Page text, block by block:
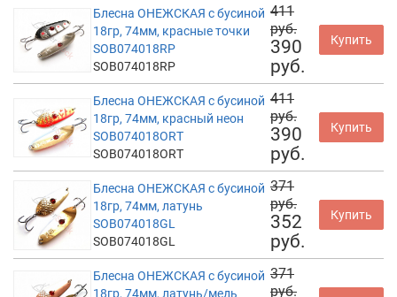
Блесна ОНЕЖСКАЯ с бусиной
18гр, 74мм, красные точки
SOB074018RP
SOB074018RP
411
руб.
390
руб.
Купить
Блесна ОНЕЖСКАЯ с бусиной
18гр, 74мм, красный неон
SOB074018ORT
SOB074018ORT
411
руб.
390
руб.
Купить
Блесна ОНЕЖСКАЯ с бусиной
18гр, 74мм, латунь
SOB074018GL
SOB074018GL
371
руб.
352
руб.
Купить
Блесна ОНЕЖСКАЯ с бусиной
18гр, 74мм, латунь/медь
371
руб.